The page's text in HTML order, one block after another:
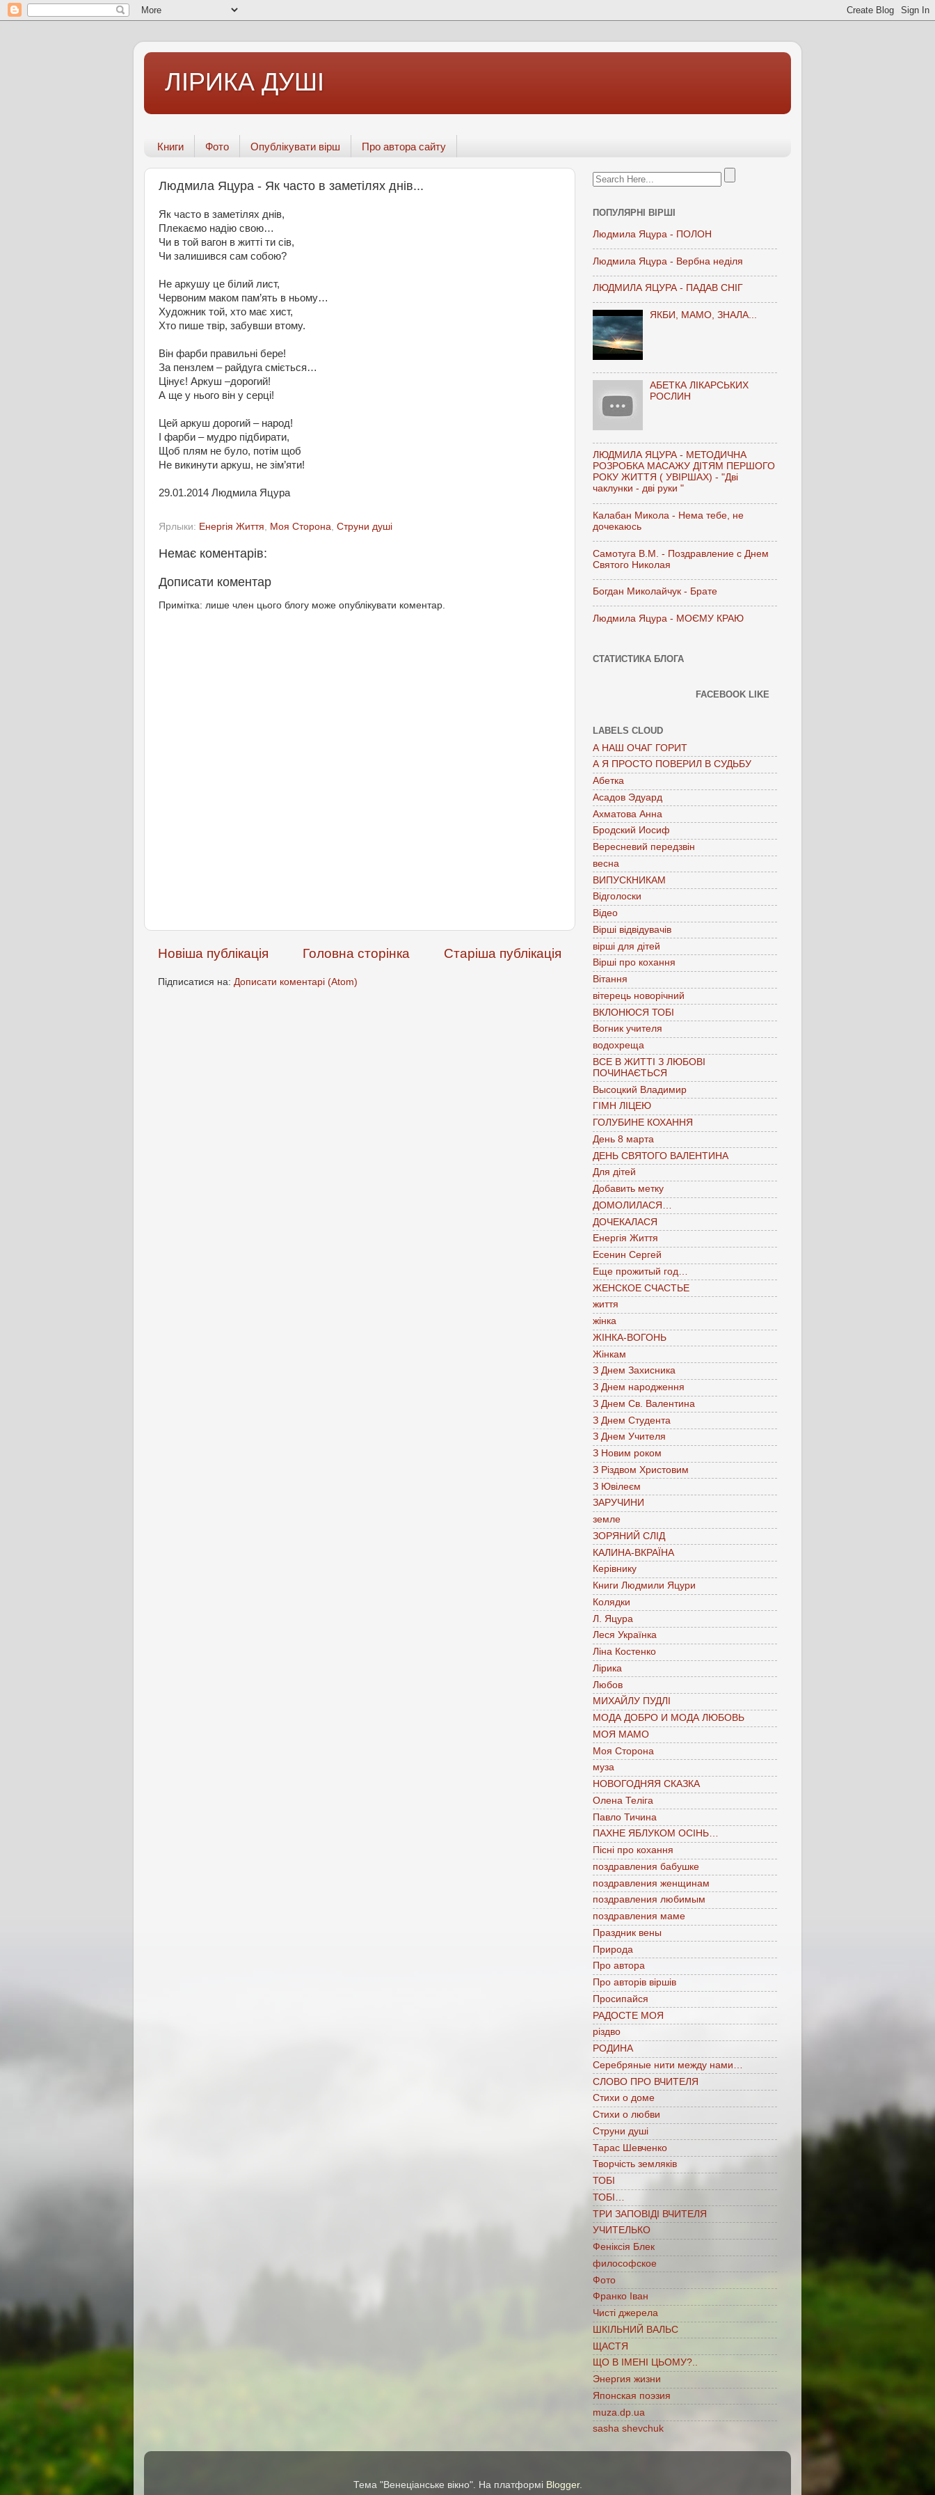
ЛІРИКА ДУШІ
Книги Фото Опублікувати вірш Про автора сайту
Людмила Яцура - Як часто в заметілях днів...
Як часто в заметілях днів,
Плекаємо надію свою…
Чи в той вагон в житті ти сів,
Чи залишився сам собою?
Не аркушу це білий лист,
Червоним маком пам’ять в ньому…
Художник той, хто має хист,
Хто пише твір, забувши втому.
Він фарби правильні бере!
За пензлем – райдуга сміється…
Цінує! Аркуш –дорогий!
А ще у нього він у серці!
Цей аркуш дорогий – народ!
І фарби – мудро підбирати,
Щоб плям не було, потім щоб
Не викинути аркуш, не зім’яти!
29.01.2014 Людмила Яцура
Ярлыки: Енергія Життя, Моя Сторона, Струни душі
Немає коментарів:
Дописати коментар
Примітка: лише член цього блогу може опублікувати коментар.
Новіша публікація Старіша публікація
Головна сторінка
Підписатися на: Дописати коментарі (Atom)
ПОПУЛЯРНІ ВІРШІ
Людмила Яцура - ПОЛОН
Людмила Яцура - Вербна неділя
ЛЮДМИЛА ЯЦУРА - ПАДАВ СНІГ
ЯКБИ, МАМО, ЗНАЛА...
АБЕТКА ЛІКАРСЬКИХ
РОСЛИН
ЛЮДМИЛА ЯЦУРА - МЕТОДИЧНА
РОЗРОБКА МАСАЖУ ДІТЯМ ПЕРШОГО
РОКУ ЖИТТЯ ( УВІРШАХ) - "Дві
чаклунки - дві руки "
Калабан Микола - Нема тебе, не
дочекаюсь
Самотуга В.М. - Поздравление с Днем
Святого Николая
Богдан Миколайчук - Брате
Людмила Яцура - МОЄМУ КРАЮ
СТАТИСТИКА БЛОГА
FACEBOOK LIKE
LABELS CLOUD
А НАШ ОЧАГ ГОРИТ
А Я ПРОСТО ПОВЕРИЛ В СУДЬБУ
Абетка
Асадов Эдуард
Ахматова Анна
Бродский Иосиф
Вересневий передзвін
весна
ВИПУСКНИКАМ
Відголоски
Відео
Вірші відвідувачів
вірші для дітей
Вірші про кохання
Вітання
вітерець новорічний
ВКЛОНЮСЯ ТОБІ
Вогник учителя
водохреща
ВСЕ В ЖИТТІ З ЛЮБОВІ
ПОЧИНАЄТЬСЯ
Высоцкий Владимир
ГІМН ЛІЦЕЮ
ГОЛУБИНЕ КОХАННЯ
День 8 марта
ДЕНЬ СВЯТОГО ВАЛЕНТИНА
Для дітей
Добавить метку
ДОМОЛИЛАСЯ…
ДОЧЕКАЛАСЯ
Енергія Життя
Есенин Сергей
Еще прожитый год…
ЖЕНСКОЕ СЧАСТЬЕ
життя
жінка
ЖІНКА-ВОГОНЬ
Жінкам
З Днем Захисника
З Днем народження
З Днем Св. Валентина
З Днем Студента
З Днем Учителя
З Новим роком
З Різдвом Христовим
З Ювілеєм
ЗАРУЧИНИ
земле
ЗОРЯНИЙ СЛІД
КАЛИНА-ВКРАЇНА
Керівнику
Книги Людмили Яцури
Колядки
Л. Яцура
Леся Українка
Ліна Костенко
Лірика
Любов
МИХАЙЛУ ПУДЛІ
МОДА ДОБРО И МОДА ЛЮБОВЬ
МОЯ МАМО
Моя Сторона
муза
НОВОГОДНЯЯ СКАЗКА
Олена Теліга
Павло Тичина
ПАХНЕ ЯБЛУКОМ ОСІНЬ…
Пісні про кохання
поздравления бабушке
поздравления женщинам
поздравления любимым
поздравления маме
Праздник вены
Природа
Про автора
Про авторів віршів
Просипайся
РАДОСТЕ МОЯ
різдво
РОДИНА
Серебряные нити между нами…
СЛОВО ПРО ВЧИТЕЛЯ
Стихи о доме
Стихи о любви
Струни душі
Тарас Шевченко
Творчість земляків
ТОБІ
ТОБІ…
ТРИ ЗАПОВІДІ ВЧИТЕЛЯ
УЧИТЕЛЬКО
Феніксія Блек
философское
Фото
Франко Іван
Чисті джерела
ШКІЛЬНИЙ ВАЛЬС
ЩАСТЯ
ЩО В ІМЕНІ ЦЬОМУ?..
Энергия жизни
Японская поэзия
muza.dp.ua
sasha shevchuk
Тема "Венеціанське вікно". На платформі Blogger.